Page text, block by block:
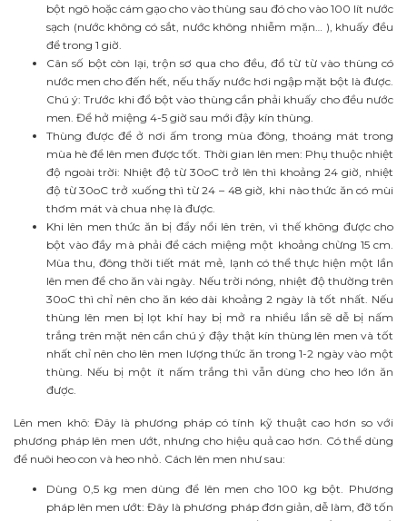
bột ngô hoặc cám gạo cho vào thùng sau đó cho vào 100 lít nước
sạch (nước không có sắt, nước không nhiễm mặn… ), khuấy đều
để trong 1 giờ.
Cân số bột còn lại, trộn sơ qua cho đều, đổ từ từ vào thùng có
nước men cho đến hết, nếu thấy nước hơi ngập mặt bột là được.
Chú ý: Trước khi đổ bột vào thùng cần phải khuấy cho đều nước
men. Để hở miệng 4-5 giờ sau mới đậy kín thùng.
Thùng được để ở nơi ấm trong mùa đông, thoáng mát trong
mùa hè để lên men được tốt. Thời gian lên men: Phụ thuộc nhiệt
độ ngoài trời: Nhiệt độ từ 30oC trở lên thì khoảng 24 giờ, nhiệt
độ từ 30oC trở xuống thì từ 24 – 48 giờ, khi nào thức ăn có mùi
thơm mát và chua nhẹ là được.
Khi lên men thức ăn bị đẩy nổi lên trên, vì thế không được cho
bột vào đầy mà phải để cách miệng một khoảng chừng 15 cm.
Mùa thu, đông thời tiết mát mẻ, lạnh có thể thực hiện một lần
lên men để cho ăn vài ngày. Nếu trời nóng, nhiệt độ thường trên
30oC thì chỉ nên cho ăn kéo dài khoảng 2 ngày là tốt nhất. Nếu
thùng lên men bị lọt khí hay bị mở ra nhiều lần sẽ dễ bị nấm
trắng trên mặt nên cần chú ý đậy thật kín thùng lên men và tốt
nhất chỉ nên cho lên men lượng thức ăn trong 1-2 ngày vào một
thùng. Nếu bị một ít nấm trắng thì vẫn dùng cho heo lớn ăn
được.
Lên men khô: Đây là phương pháp có tính kỹ thuật cao hơn so với
phương pháp lên men ướt, nhưng cho hiệu quả cao hơn. Có thể dùng
để nuôi heo con và heo nhỏ. Cách lên men như sau:
Dùng 0,5 kg men dùng để lên men cho 100 kg bột. Phương
pháp lên men ướt: Đây là phương pháp đơn giản, dễ làm, đỡ tốn